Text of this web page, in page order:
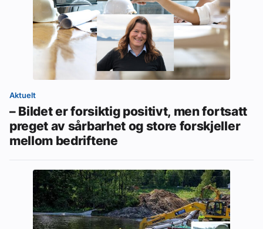
Aktuelt
– Bildet er forsiktig positivt, men fortsatt
preget av sårbarhet og store forskjeller
mellom bedriftene